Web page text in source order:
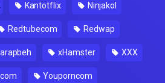
Kantotflix Ninjakol
Redtubecom Redwap
xHamster XXX
Youporncom